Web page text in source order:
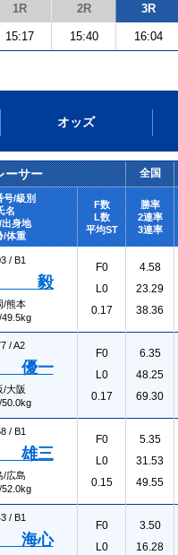
1R 2R 3R
15:17 15:40 16:04
オッズ
ーサー 全国
号/級別
名
身地
/体重
F数
L数
平均ST
勝率
2連率
3連率
/ B1
毅
/熊本
49.5kg
F0
L0
0.17
4.58
23.29
38.36
/A2
優一
/大阪
50.0kg
F0
L0
0.17
6.35
48.25
69.30
/ B1
雄三
/広島
52.0kg
F0
L0
0.15
5.35
31.53
49.55
/ B1
海心
F0
L0
3.50
16.28